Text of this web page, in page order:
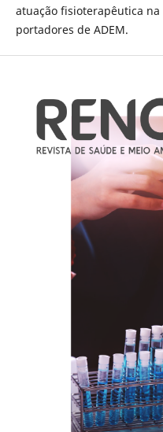
atuação fisioterapêutica
portadores de ADEM.